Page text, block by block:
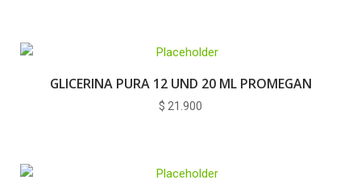
GLICERINA PURA 12 UND 20 ML PROMEGAN
$ 21.900